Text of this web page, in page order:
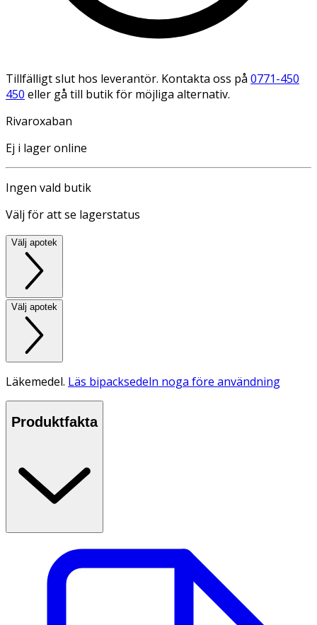
Tillfälligt slut hos leverantör. Kontakta oss på 0771-450
450 eller gå till butik för möjliga alternativ.
Rivaroxaban
Ej i lager online
Ingen vald butik
Välj för att se lagerstatus
Välj apotek
Välj apotek
Läkemedel. Läs bipacksedeln noga före användning
Produktfakta